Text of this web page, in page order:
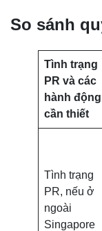
So sánh
Tình trạng
PR và các
hành động
cần thiết
Tình trạng
PR, nếu ở
ngoài
Singapore